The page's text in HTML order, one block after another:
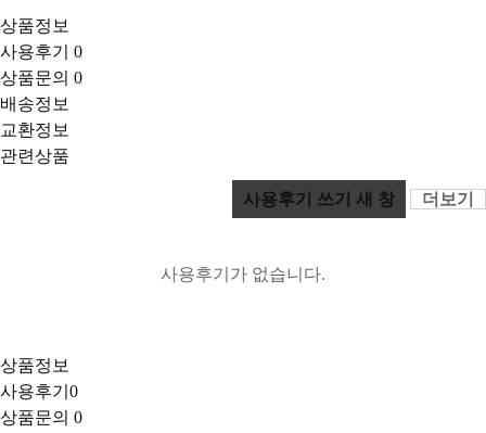
상품정보
사용후기 0
상품문의 0
배송정보
교환정보
관련상품
사용후기 쓰기 새 창 더보기
사용후기가 없습니다.
상품정보
사용후기 0
상품문의 0